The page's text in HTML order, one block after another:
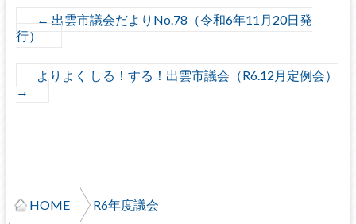
← 出雲市議会だよりNo.78（令和6年11月20日発
行）
よりよく しる！する！出雲市議会（R6.12月定例会）
→
HOME R6年度議会